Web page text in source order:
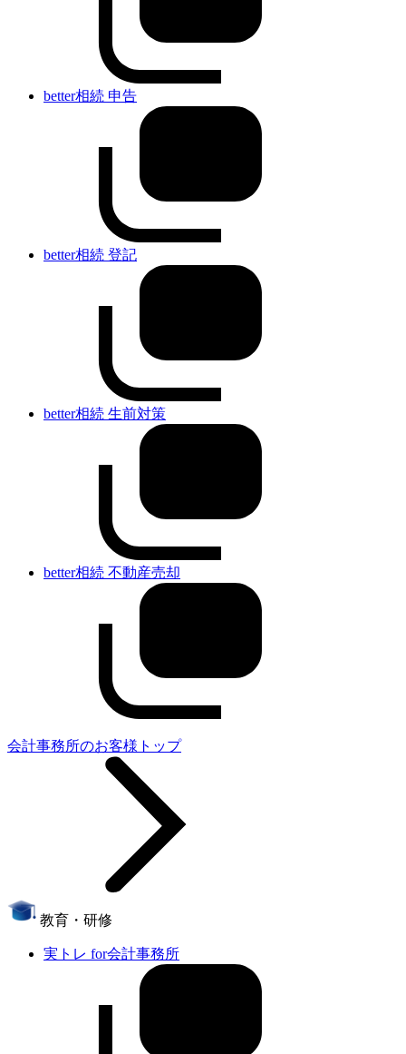
better相続 申告
better相続 登記
better相続 生前対策
better相続 不動産売却
会計事務所のお客様トップ
教育・研修
実トレ for会計事務所